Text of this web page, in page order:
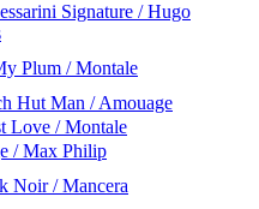
Signature / Hugo
Plum / Montale
Hut Man / Amouage
Love / Montale
/ Max Philip
Noir / Mancera